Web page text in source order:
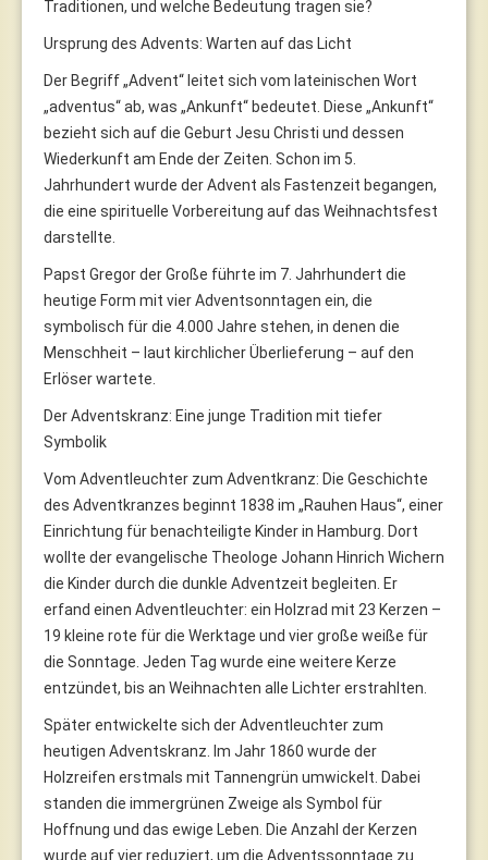
Traditionen, und welche Bedeutung tragen sie?
Ursprung des Advents: Warten auf das Licht
Der Begriff „Advent“ leitet sich vom lateinischen Wort
„adventus“ ab, was „Ankunft“ bedeutet. Diese „Ankunft“
bezieht sich auf die Geburt Jesu Christi und dessen
Wiederkunft am Ende der Zeiten. Schon im 5.
Jahrhundert wurde der Advent als Fastenzeit begangen,
die eine spirituelle Vorbereitung auf das Weihnachtsfest
darstellte.
Papst Gregor der Große führte im 7. Jahrhundert die
heutige Form mit vier Adventsonntagen ein, die
symbolisch für die 4.000 Jahre stehen, in denen die
Menschheit – laut kirchlicher Überlieferung – auf den
Erlöser wartete.
Der Adventskranz: Eine junge Tradition mit tiefer
Symbolik
Vom Adventleuchter zum Adventkranz: Die Geschichte
des Adventkranzes beginnt 1838 im „Rauhen Haus“, einer
Einrichtung für benachteiligte Kinder in Hamburg. Dort
wollte der evangelische Theologe Johann Hinrich Wichern
die Kinder durch die dunkle Adventzeit begleiten. Er
erfand einen Adventleuchter: ein Holzrad mit 23 Kerzen –
19 kleine rote für die Werktage und vier große weiße für
die Sonntage. Jeden Tag wurde eine weitere Kerze
entzündet, bis an Weihnachten alle Lichter erstrahlten.
Später entwickelte sich der Adventleuchter zum
heutigen Adventskranz. Im Jahr 1860 wurde der
Holzreifen erstmals mit Tannengrün umwickelt. Dabei
standen die immergrünen Zweige als Symbol für
Hoffnung und das ewige Leben. Die Anzahl der Kerzen
wurde auf vier reduziert, um die Adventssonntage zu